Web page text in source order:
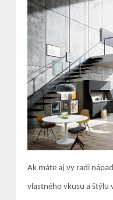
Ak máte aj vy radi
vlastného vkusu a štýlu